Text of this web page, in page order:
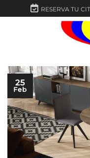
al
RESERVA TU
25
Feb